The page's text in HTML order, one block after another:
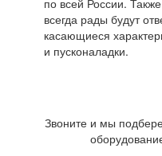
по всей России.
всегда рады будут
касающиеся
и пусконаладки.
Звоните и мы